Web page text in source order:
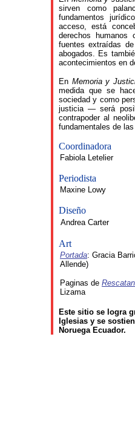
sirven como
fundamentos
acceso, está
derechos humanos
fuentes extraídas
abogados. Es
acontecimientos en
En Memoria y
medida que se
sociedad y como
justicia — será
contrapoder al
fundamentales de
Coordinadora
Fabiola Letelier
Periodista
Maxine Lowy
Diseño
Andrea Carter
Art
Portada: Gracia
Allende)
Paginas de
Lizama
Este sitio se logra
Iglesias y se
Noruega Ecuador.